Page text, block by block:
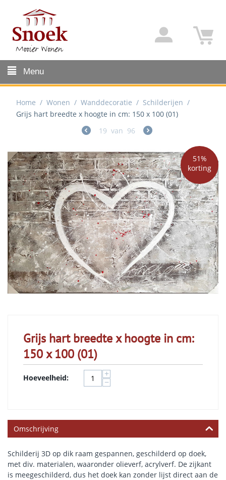
Menu
Home / Wonen / Wanddecoratie / Schilderijen /
Grijs hart breedte x hoogte in cm: 150 x 100 (01)
19 van 96
51%
korting
Grijs hart breedte x hoogte in cm:
150 x 100 (01)
Hoeveelheid: +
−
Omschrijving
Schilderij 3D op dik raam gespannen, geschilderd op doek,
met div. materialen, waaronder olieverf, acrylverf. De zijkant
is meegeschilderd, dus het doek kan zonder lijst direct aan de